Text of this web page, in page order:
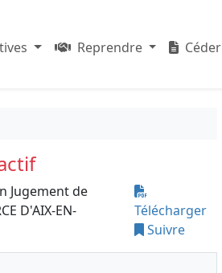
Reprendre Céder
Jugement de
D'AIX-EN-
Télécharger
Suivre